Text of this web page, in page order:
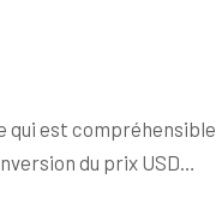
qui est compréhensible
du prix USD…